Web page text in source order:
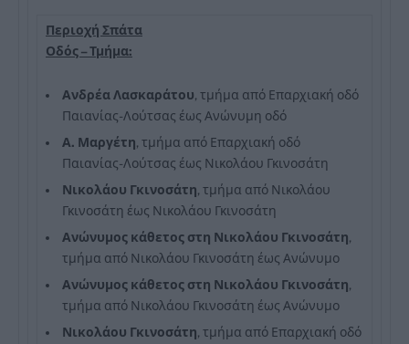
Περιοχή Σπάτα
Οδός – Τμήμα:
Ανδρέα Λασκαράτου, τμήμα από Επαρχιακή οδό
Παιανίας-Λούτσας έως Ανώνυμη οδό
Α. Μαργέτη, τμήμα από Επαρχιακή οδό
Παιανίας-Λούτσας έως Νικολάου Γκινοσάτη
Νικολάου Γκινοσάτη, τμήμα από Νικολάου
Γκινοσάτη έως Νικολάου Γκινοσάτη
Ανώνυμος κάθετος στη Νικολάου Γκινοσάτη,
τμήμα από Νικολάου Γκινοσάτη έως Ανώνυμο
Ανώνυμος κάθετος στη Νικολάου Γκινοσάτη,
τμήμα από Νικολάου Γκινοσάτη έως Ανώνυμο
Νικολάου Γκινοσάτη, τμήμα από Επαρχιακή οδό